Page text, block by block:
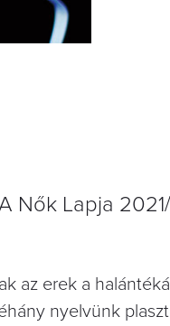
Nők Lapja
az erek a
nyelvünk